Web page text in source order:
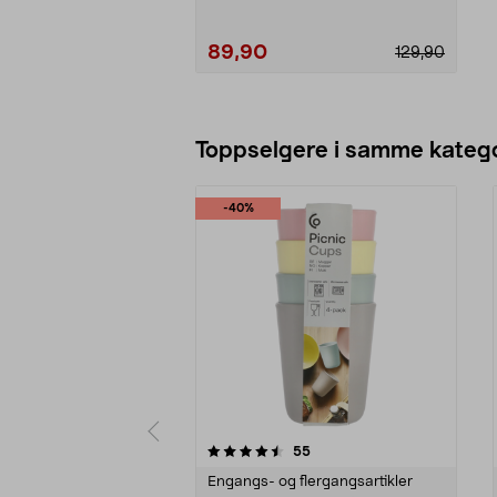
129,90
89,90
Toppselgere i samme
-40%
55anmeldelser
Engangs- og flergangsartikler
3.5 av 5 stjerner